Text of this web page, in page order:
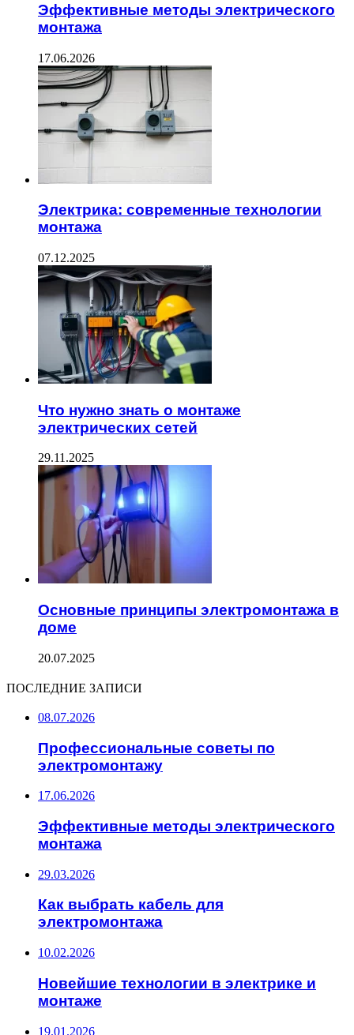
Эффективные методы электрического
монтажа
17.06.2026
Электрика: современные технологии
монтажа
07.12.2025
Что нужно знать о монтаже
электрических сетей
29.11.2025
Основные принципы электромонтажа в
доме
20.07.2025
ПОСЛЕДНИЕ ЗАПИСИ
08.07.2026
Профессиональные советы по
электромонтажу
17.06.2026
Эффективные методы электрического
монтажа
29.03.2026
Как выбрать кабель для
электромонтажа
10.02.2026
Новейшие технологии в электрике и
монтаже
19.01.2026